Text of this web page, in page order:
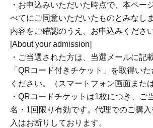
・お申込みいただいた時点で、本ペー
べてにご同意いただいたものとみなし
内容をご確認のうえ、お申込みください
[About your admission]
・ご当選された方は、当選メールに記
「QRコード付きチケット」を取得い
ください。（スマートフォン画面また
・QRコードチケットは1枚につき、ご
名・1回限り有効です。代理でのご購
入はお断りしております。